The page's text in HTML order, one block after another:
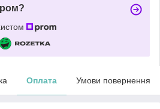
Оплата Умови повернення